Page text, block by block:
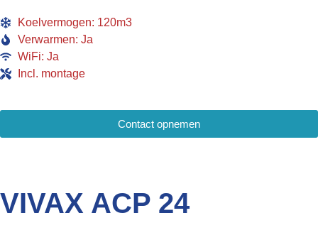
Koelvermogen: 120m3
Verwarmen: Ja
WiFi: Ja
Incl. montage
Contact opnemen
VIVAX ACP 24